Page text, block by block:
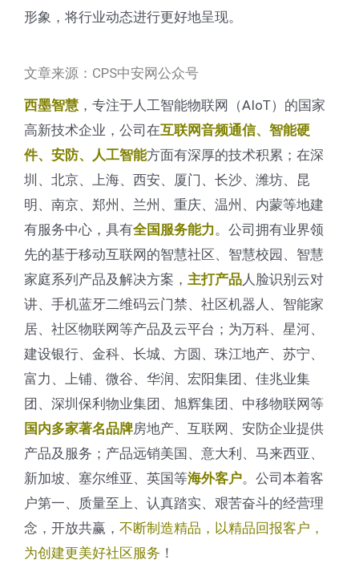
形象，将行业动态进行更好地呈现。
文章来源：CPS中安网公众号
西墨智慧 ，专注于人工智能物联网（AIoT）的国家
高新技术企业，公司在互联网音频通信、智能硬
件、安防、人工智能方面有深厚的技术积累；在深
圳、北京、上海、西安、厦门、长沙、潍坊、昆
明、南京、郑州、兰州、重庆、温州、内蒙等地建
有服务中心，具有全国服务能力。公司拥有业界领
先的基于移动互联网的智慧社区、智慧校园、智慧
家庭系列产品及解决方案， 主打产品 人脸识别云对
讲、手机蓝牙二维码云门禁、社区机器人、智能家
居、社区物联网等产品及云平台；为万科、星河、
建设银行、金科、长城、方圆、珠江地产、苏宁、
富力、上铺、微谷、华润、宏阳集团、佳兆业集
团、深圳保利物业集团、旭辉集团、中移物联网等
国内多家著名品牌房地产、互联网、安防企业提供
产品及服务；产品远销美国、意大利、马来西亚、
新加坡、塞尔维亚、英国等海外客户。公司本着客
户第一、质量至上、认真踏实、艰苦奋斗的经营理
念，开放共赢， 不断制造精品，以精品回报客户，
为创建更美好社区服务 ！